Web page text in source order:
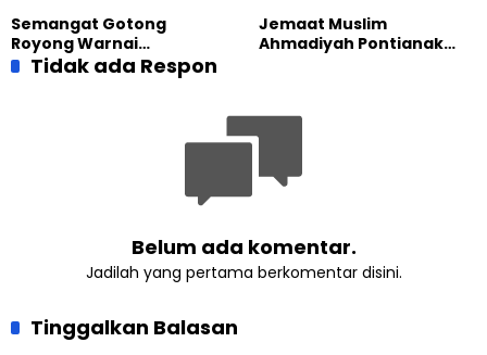
Besar Universitas
Terbuka
Semangat Gotong
Royong Warnai
Pembangunan Kembali
Jemaat Muslim
Ahmadiyah Pontianak
Tidak ada Respon
Belum ada komentar.
Jadilah yang pertama berkomentar disini.
Tinggalkan Balasan